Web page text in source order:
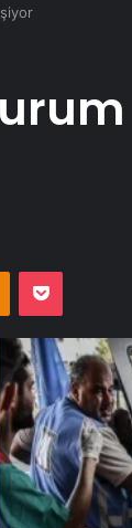
Odnoklassniki
Pocket